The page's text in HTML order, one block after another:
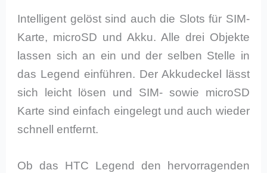
Intelligent gelöst sind auch die Slots für SIM-
Karte, microSD und Akku. Alle drei Objekte
lassen sich an ein und der selben Stelle in
das Legend einführen. Der Akkudeckel lässt
sich leicht lösen und SIM- sowie microSD
Karte sind einfach eingelegt und auch wieder
schnell entfernt.
Ob das HTC Legend den hervorragenden